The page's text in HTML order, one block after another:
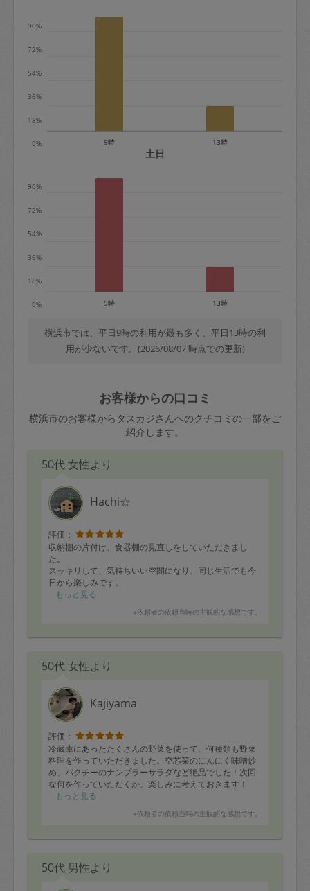
※キャンセル料金の設定について：
0%
18%
36%
54%
72%
90%
9時 13時
土日
0%
18%
36%
54%
72%
90%
9時 13時
横浜市では、平日9時の利用が最も多く、平日13時の利
用が少ないです。(2026/08/07 時点での更新)
お客様からの口コミ
横浜市のお客様からタスカジさんへのクチコミの一部をご
紹介します。
50代 女性より
Hachi☆
評価：
収納棚の片付け、食器棚の見直しをしていただきまし
た。
スッキリして、気持ちいい空間になり、同じ生活でも今
日から楽しみです。
調整して下さったり、さすがだなぁと感謝さしておりま
もっと見る
※依頼者の依頼当時の主観的な感想です。
50代 女性より
Kajiyama
評価：
冷蔵庫にあったたくさんの野菜を使って、何種類も野菜
料理を作っていただきました。空芯菜のにんにく味噌炒
め、パクチーのナンプラーサラダなど絶品でした！次回
な何を作っていただくか、楽しみに考えておきます！
もっと見る
※依頼者の依頼当時の主観的な感想です。
50代 男性より